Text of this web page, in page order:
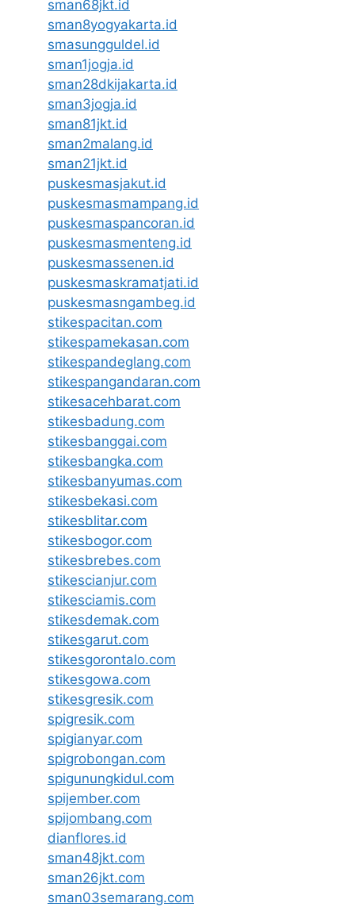
sman68jkt.id
sman8yogyakarta.id
smasungguldel.id
sman1jogja.id
sman28dkijakarta.id
sman3jogja.id
sman81jkt.id
sman2malang.id
sman21jkt.id
puskesmasjakut.id
puskesmasmampang.id
puskesmaspancoran.id
puskesmasmenteng.id
puskesmassenen.id
puskesmaskramatjati.id
puskesmasngambeg.id
stikespacitan.com
stikespamekasan.com
stikespandeglang.com
stikespangandaran.com
stikesacehbarat.com
stikesbadung.com
stikesbanggai.com
stikesbangka.com
stikesbanyumas.com
stikesbekasi.com
stikesblitar.com
stikesbogor.com
stikesbrebes.com
stikescianjur.com
stikesciamis.com
stikesdemak.com
stikesgarut.com
stikesgorontalo.com
stikesgowa.com
stikesgresik.com
spigresik.com
spigianyar.com
spigrobongan.com
spigunungkidul.com
spijember.com
spijombang.com
dianflores.id
sman48jkt.com
sman26jkt.com
sman03semarang.com